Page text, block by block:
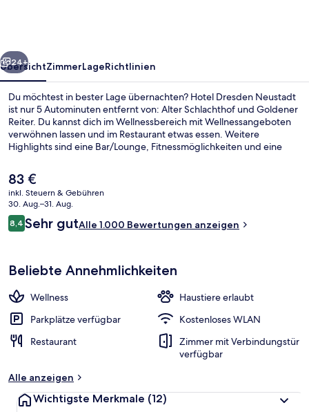
Weiter
24+
ÜbersichtZimmerLageRichtlinien
Du möchtest in bester Lage übernachten? Hotel Dresden Neustadt
ist nur 5 Autominuten entfernt von: Alter Schlachthof und Goldener
Reiter. Du kannst dich im Wellnessbereich mit Wellnessangeboten
verwöhnen lassen und im Restaurant etwas essen. Weitere
Highlights sind eine Bar/Lounge, Fitnessmöglichkeiten und eine
öffentlichen Verkehrsmitteln entfernt: Zur U-Bahn läuft man 2
Minuten (Station Friedensstraße) bzw. 7 Minuten (Station Liststraße).
Der
aktuelle
Preis
beträgt
83 €.
83 €
inkl. Steuern & Gebühren
30. Aug.–31. Aug.
Bewertungen
8,48,4 von 10.
Sehr gutAlle 1.000 Bewertungen anzeigen
Beliebte Annehmlichkeiten
Wellness
Haustiere erlaubt
Parkplätze verfügbar
Kostenloses WLAN
Restaurant
Zimmer mit Verbindungstür
verfügbar
Alle anzeigen
Wichtigste Merkmale (12)